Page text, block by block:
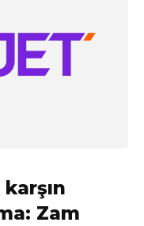
Zam